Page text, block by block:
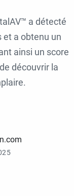
a détecté
et a obtenu un
ainsi un score
découvrir la